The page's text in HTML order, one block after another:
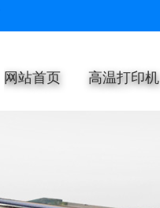
网站首页 高温打印机